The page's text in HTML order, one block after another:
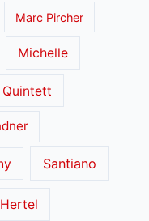
Marc Pircher
Michelle
Quintett
Santiano